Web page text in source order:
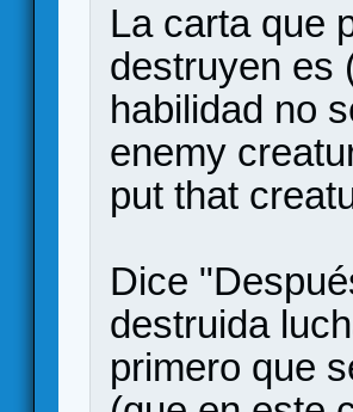
La carta que
destruyen es
habilidad no
enemy
put that
Dice
destruida
primero que